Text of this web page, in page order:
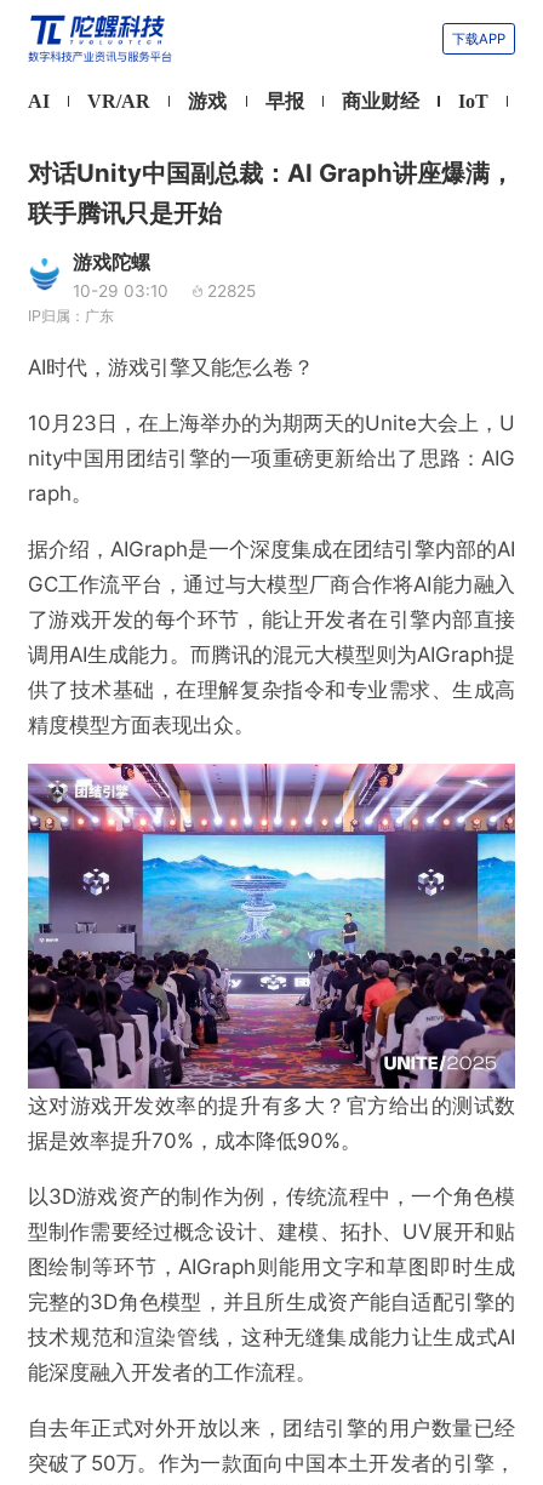
下载APP
AI VR/AR 游戏 早报 商业财经 IoT
对话Unity中国副总裁：AI Graph讲座爆满，
联手腾讯只是开始
游戏陀螺
10-29 03:10 22825
IP归属：广东
AI时代，游戏引擎又能怎么卷？
10月23日，在上海举办的为期两天的Unite大会上，U
nity中国用团结引擎的一项重磅更新给出了思路：AIG
raph。
据介绍，AIGraph是一个深度集成在团结引擎内部的AI
GC工作流平台，通过与大模型厂商合作将AI能力融入
了游戏开发的每个环节，能让开发者在引擎内部直接
调用AI生成能力。而腾讯的混元大模型则为AIGraph提
供了技术基础，在理解复杂指令和专业需求、生成高
精度模型方面表现出众。
这对游戏开发效率的提升有多大？官方给出的测试数
据是效率提升70%，成本降低90%。
以3D游戏资产的制作为例，传统流程中，一个角色模
型制作需要经过概念设计、建模、拓扑、UV展开和贴
图绘制等环节，AIGraph则能用文字和草图即时生成
完整的3D角色模型，并且所生成资产能自适配引擎的
技术规范和渲染管线，这种无缝集成能力让生成式AI
能深度融入开发者的工作流程。
自去年正式对外开放以来，团结引擎的用户数量已经
突破了50万。作为一款面向中国本土开发者的引擎，